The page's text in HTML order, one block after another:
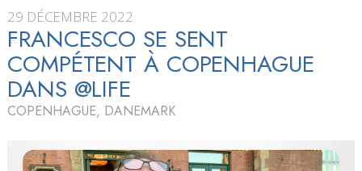
29 DÉCEMBRE 2022
FRANCESCO SE SENT
COMPÉTENT À COPENHAGUE
DANS @LIFE
COPENHAGUE, DANEMARK